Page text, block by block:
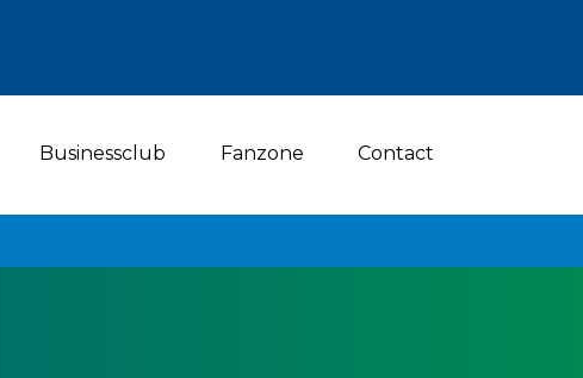
Businessclub Fanzone Contact